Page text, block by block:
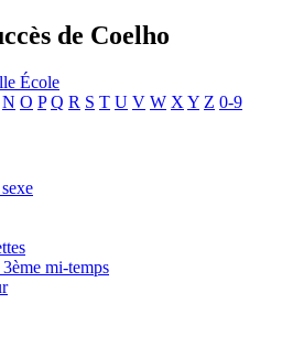
de Coelho
École
N O P Q R S T U V W X Y Z 0-9
mi-temps